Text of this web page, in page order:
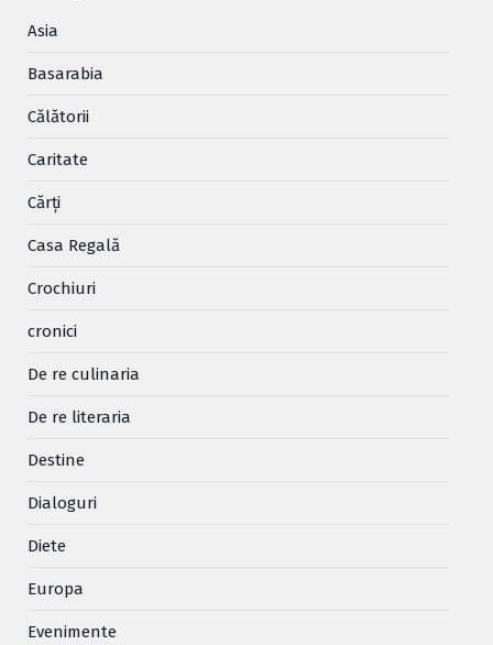
Asia
Basarabia
Cǎlǎtorii
Caritate
Cărţi
Casa Regală
Crochiuri
cronici
De re culinaria
De re literaria
Destine
Dialoguri
Diete
Europa
Evenimente